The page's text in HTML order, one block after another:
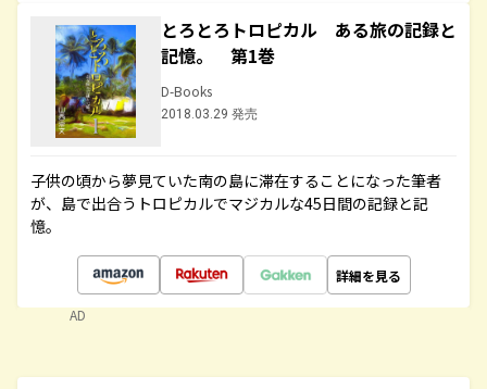
とろとろトロピカル ある旅の記録と
記憶。 第1巻
D-Books
2018.03.29 発売
子供の頃から夢見ていた南の島に滞在することになった筆者
が、島で出合うトロピカルでマジカルな45日間の記録と記
憶。
詳細を見る
AD